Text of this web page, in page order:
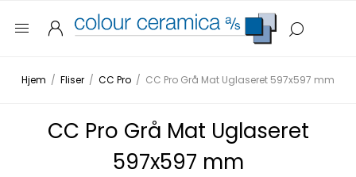
Hjem / Fliser / CC Pro / CC Pro Grå Mat Uglaseret 597x597 mm
CC Pro Grå Mat Uglaseret
597x597 mm